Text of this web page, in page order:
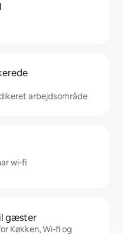
arbejdsområde
wi-fi
gæster
Køkken, Wi-fi og